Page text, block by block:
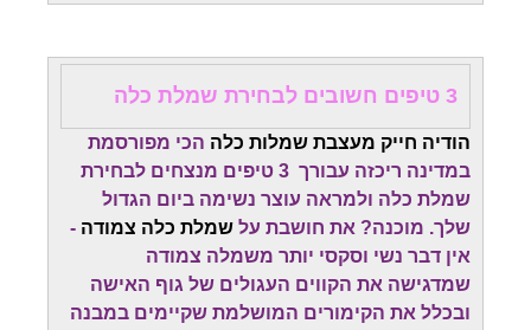
3 טיפים חשובים לבחירת שמלת כלה
הודיה חייק מעצבת שמלות כלה הכי מפורסמת
במדינה ריכזה עבורך 3 טיפים מנצחים לבחירת
שמלת כלה ולמראה עוצר נשימה ביום הגדול
שלך. מוכנה? את חושבת על שמלת כלה צמודה -
אין דבר נשי וסקסי יותר משמלה צמודה
שמדגישה את הקווים העגולים של גוף האישה
ובכלל את הקימורים המושלמת שקיימים במבנה